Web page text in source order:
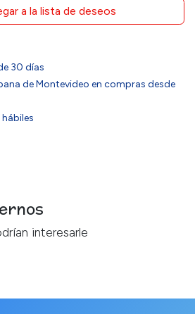
a la lista de deseos
30 días
de Montevideo en compras desde
interesarle